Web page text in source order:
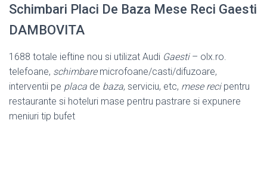
Schimbari Placi De Baza Mese Reci Gaesti
DAMBOVITA
1688 totale ieftine nou si utilizat Audi Gaesti– olx.ro.
telefoane, schimbaremicrofoane/casti/difuzoare,
interventii pe placa de baza, serviciu, etc, mese recipentru
restaurante si hoteluri mase pentru pastrare si expunere
meniuri tip bufet